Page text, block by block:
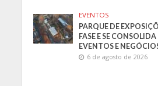
EVENTOS
PARQUE DE
FASE E SE
EVENTOS E
6 de agosto de 2026